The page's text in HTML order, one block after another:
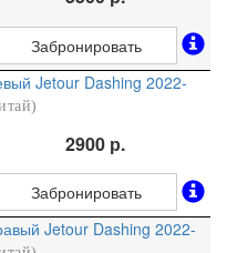
Забронировать
Jetour Dashing 2022-
2900 р.
Забронировать
Jetour Dashing 2022-